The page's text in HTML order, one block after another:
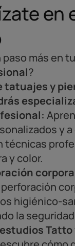
en
más en tu
?
tatuajes y
y
técnicas
y color.
higiénico-
la
Tatto